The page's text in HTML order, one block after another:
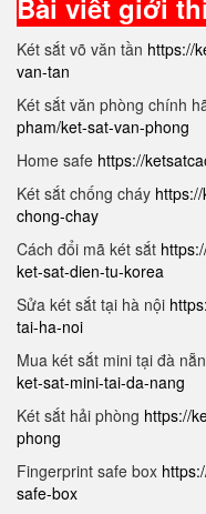
Bài viết giới
Két sắt võ văn tần https://
van-tan
Két sắt văn phòng chính
pham/ket-sat-van-phong
Home safe https://
Két sắt chống cháy
chong-chay
Cách đổi mã két sắt
ket-sat-dien-tu-korea
Sửa két sắt tại hà nội
tai-ha-noi
Mua két sắt mini tại đà
ket-sat-mini-tai-da-nang
Két sắt hải phòng https://
phong
Fingerprint safe box
safe-box